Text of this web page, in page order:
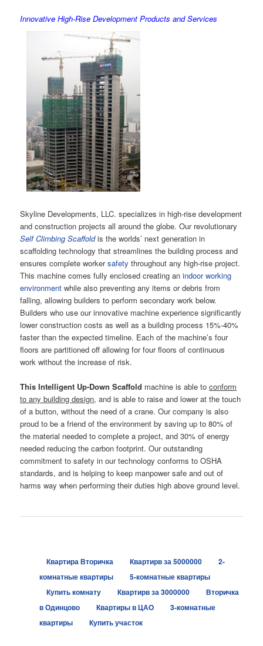
Innovative High-Rise Development Products and Services
Skyline Developments, LLC. specializes in high-rise development
and construction projects all around the globe. Our revolutionary
Self Climbing Scaffoldis the worlds’ next generation in
scaffolding technology that streamlines the building process and
ensures complete workersafety throughout any high-rise project.
This machine comes fully enclosed creating anindoor working
environment while also preventing any items or debris from
falling, allowing builders to perform secondary work below.
Builders who use our innovative machine experience significantly
lower construction costs as well as a building process 15%-40%
faster than the expected timeline. Each of the machine’s four
floors are partitioned off allowing for four floors of continuous
work without the increase of risk.
This Intelligent Up-Down Scaffold machine is able toconform
to any building design, and is able to raise and lower at the touch
of a button, without the need of a crane. Our company is also
proud to be a friend of the environment by saving up to 80% of
the material needed to complete a project, and 30% of energy
needed reducing the carbon footprint. Our outstanding
commitment to safety in our technology conforms to OSHA
standards, and is helping to keep manpower safe and out of
harms way when performing their duties high above ground level.
Квартира Вторичка Квартирв за 5000000
2-
комнатные квартиры
5-комнатные квартиры
Купить комнату
Квартирв за 3000000
Вторичка
в Одинцово
Квартиры в ЦАО
3-комнатные
квартиры
Купить участок